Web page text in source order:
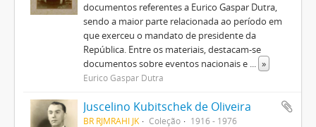
documentos referentes a Eurico Gaspar Dutra,
sendo a maior parte relacionada ao período em
que exerceu o mandato de presidente da
República. Entre os materiais, destacam-se
documentos sobre eventos nacionais e ... »
Eurico Gaspar Dutra
Juscelino Kubitschek de Oliveira
BR RJMRAHI JK Coleção 1916 - 1976